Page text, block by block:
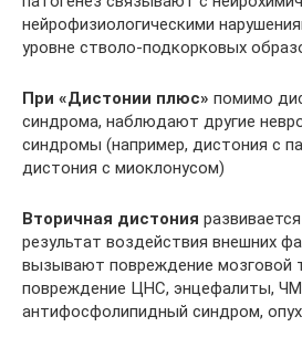
нейрофизиологическими
уровне стволо-подкорковых
При «Дистонии плюс» помимо
синдрома, наблюдают другие
синдромы (например, дистония с
дистония с миоклонусом)
Вторичная дистония
результат воздействия внешних
вызывают повреждение мозговой
повреждение ЦНС, энцефалиты,
антифосфолипидный синдром,